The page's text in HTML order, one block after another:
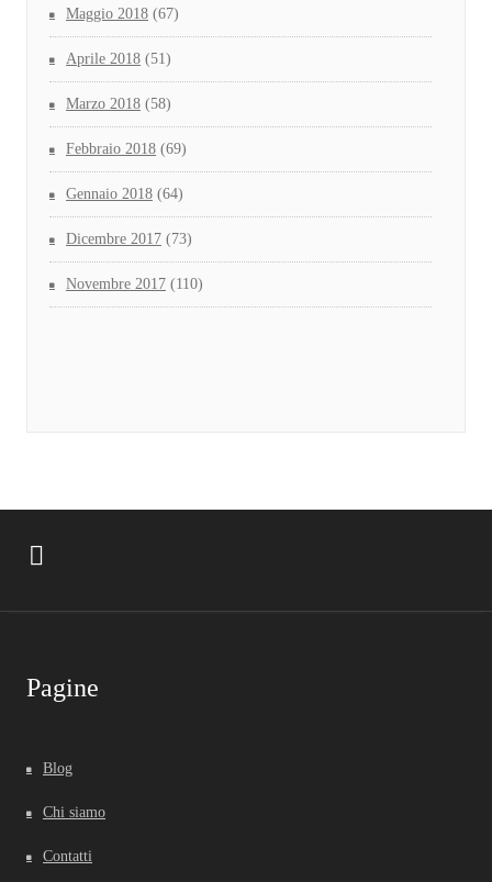
Maggio 2018 (67)
Aprile 2018 (51)
Marzo 2018 (58)
Febbraio 2018 (69)
Gennaio 2018 (64)
Dicembre 2017 (73)
Novembre 2017 (110)
Pagine
Blog
Chi siamo
Contatti